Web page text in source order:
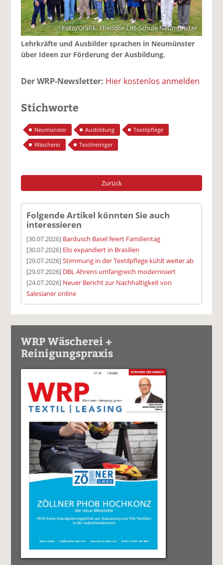
Foto/Grafik: Theodor-Litt-Schule Neumünster
Lehrkräfte und Ausbilder sprachen in Neumünster
über Ideen zur Förderung der Ausbildung.
Der WRP-Newsletter: Hier kostenlos anmelden
Stichworte
Neumünster Ausbildung
Textilpflege
Wäscherei
Textilreiniger
Zurück
Folgende Artikel könnten Sie auch
interessieren
[30.07.2026] Bardusch Basel feiert Familientag
[30.07.2026] Elis expandiert in Brasilien
[29.07.2026]Stimmung in der Textilpflege kühlt weiter ab
[29.07.2026] DBL Ahrens umfangreich modernisiert
[24.07.2026] Neuer Bericht zur Nachhaltigkeit von
Salesianer online
WRP Wäscherei +
Reinigungspraxis